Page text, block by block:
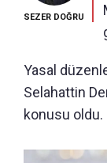
SEZER DOĞRU
Yasal
Selahattin
konusu oldu.